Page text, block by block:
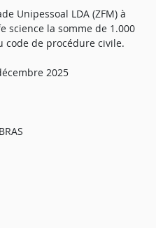
Unipessoal LDA (ZFM) à
science la somme de 1.000
code de procédure civile.
2025